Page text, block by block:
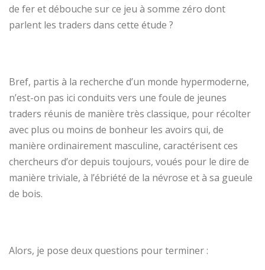
de fer et débouche sur ce jeu à somme zéro dont
parlent les traders dans cette étude ?
Bref, partis à la recherche d’un monde hypermoderne,
n’est-on pas ici conduits vers une foule de jeunes
traders réunis de manière très classique, pour récolter
avec plus ou moins de bonheur les avoirs qui, de
manière ordinairement masculine, caractérisent ces
chercheurs d’or depuis toujours, voués pour le dire de
manière triviale, à l’ébriété de la névrose et à sa gueule
de bois.
Alors, je pose deux questions pour terminer :